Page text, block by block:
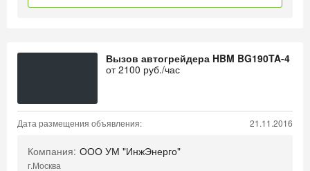
Вызов автогрейдера HBM BG190TA-4
от2100 руб./час
Дата размещения объявления: 21.11.2016
Компания: ООО УМ "ИнжЭнерго"
г.Москва